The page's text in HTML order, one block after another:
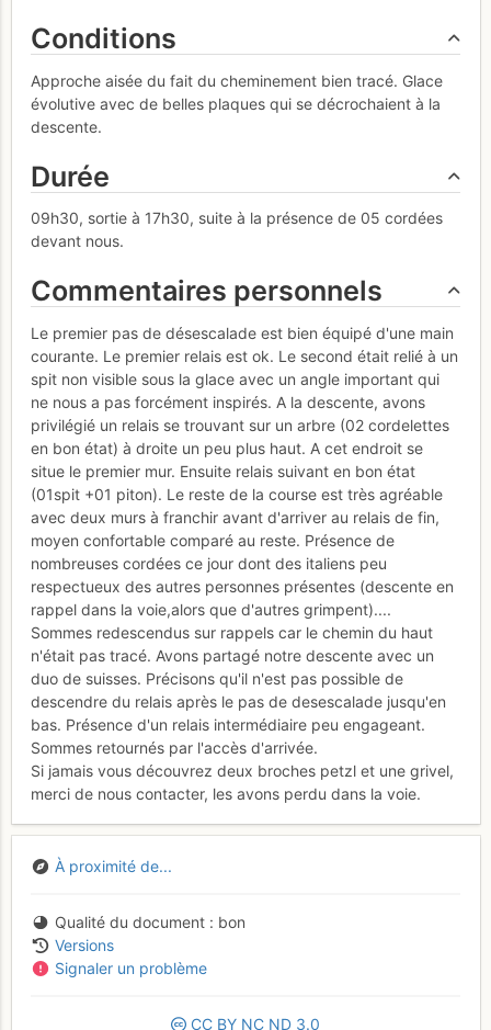
Conditions
Approche aisée du fait du cheminement bien tracé. Glace
évolutive avec de belles plaques qui se décrochaient à la
descente.
Durée
09h30, sortie à 17h30, suite à la présence de 05 cordées
devant nous.
Commentaires personnels
Le premier pas de désescalade est bien équipé d'une main
courante. Le premier relais est ok. Le second était relié à un
spit non visible sous la glace avec un angle important qui
ne nous a pas forcément inspirés. A la descente, avons
privilégié un relais se trouvant sur un arbre (02 cordelettes
en bon état) à droite un peu plus haut. A cet endroit se
situe le premier mur. Ensuite relais suivant en bon état
(01spit +01 piton). Le reste de la course est très agréable
avec deux murs à franchir avant d'arriver au relais de fin,
moyen confortable comparé au reste. Présence de
nombreuses cordées ce jour dont des italiens peu
respectueux des autres personnes présentes (descente en
rappel dans la voie,alors que d'autres grimpent)....
Sommes redescendus sur rappels car le chemin du haut
n'était pas tracé. Avons partagé notre descente avec un
duo de suisses. Précisons qu'il n'est pas possible de
descendre du relais après le pas de desescalade jusqu'en
bas. Présence d'un relais intermédiaire peu engageant.
Sommes retournés par l'accès d'arrivée.
Si jamais vous découvrez deux broches petzl et une grivel,
merci de nous contacter, les avons perdu dans la voie.
À proximité de...
Qualité du document
bon
Versions
Signaler un problème
CC BY NC ND 3.0